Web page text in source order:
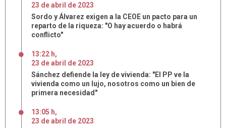
23 deabril de 2023
Sordo y Álvarez exigen a la CEOE un pacto para un
reparto de la riqueza: "O hay acuerdo o habrá
conflicto"
13:22 h,
23 deabril de 2023
Sánchez defiende la ley de vivienda: "El PP ve la
vivienda como un lujo, nosotros como un bien de
primera necesidad"
13:05 h,
23 deabril de 2023